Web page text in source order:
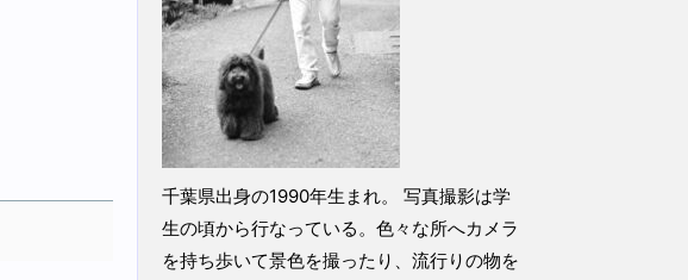
千葉県出身の1990年生まれ。 写真撮影は学
生の頃から行なっている。色々な所へカメラ
を持ち歩いて景色を撮ったり、流行りの物を